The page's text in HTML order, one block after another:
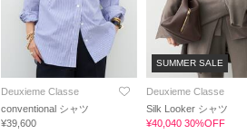
Deuxieme Classe
conventional シャツ
¥39,600
SUMMER SALE
Deuxieme Classe
Silk Looker シャツ
¥40,040 30%OFF